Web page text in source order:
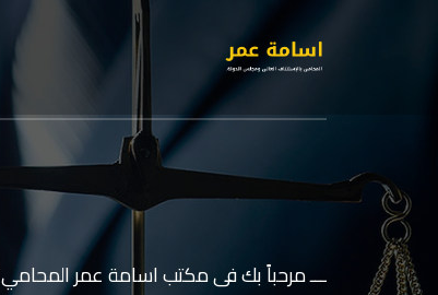
ـــ مرحباً بك فى مكتب اسامة عمر المحامي